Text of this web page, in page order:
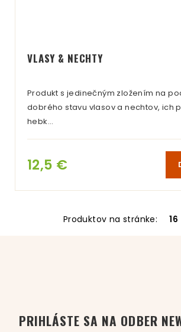
VLASY & NECHTY
Produkt s jedinečným zložením na
dobrého stavu vlasov a nechtov, ich
hebk…
12,5 €
Produktov na stránke: 16
PRIHLÁSTE SA NA ODBER